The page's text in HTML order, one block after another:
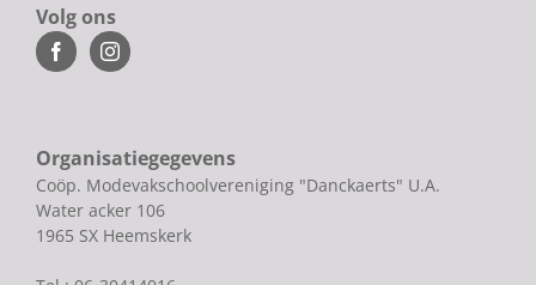
Volg ons
Organisatiegegevens
Coöp. Modevakschoolvereniging "Danckaerts" U.A.
Water acker 106
1965 SX Heemskerk